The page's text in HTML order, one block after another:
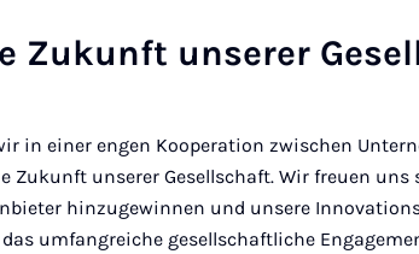
Zukunft unserer
in einer engen Kooperation zwischen
Zukunft unserer Gesellschaft. Wir freuen uns
hinzugewinnen und unsere
umfangreiche gesellschaftliche